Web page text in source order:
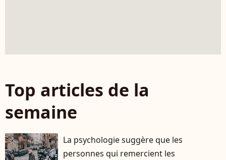
Top articles de la
semaine
La psychologie suggère que les
personnes qui remercient les